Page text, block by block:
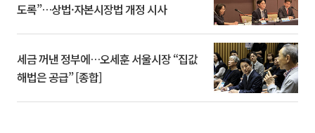
도록”…상법·자본시장법 개정 시사
세금 꺼낸 정부에…오세훈 서울시장 “집값
해법은 공급” [종합]